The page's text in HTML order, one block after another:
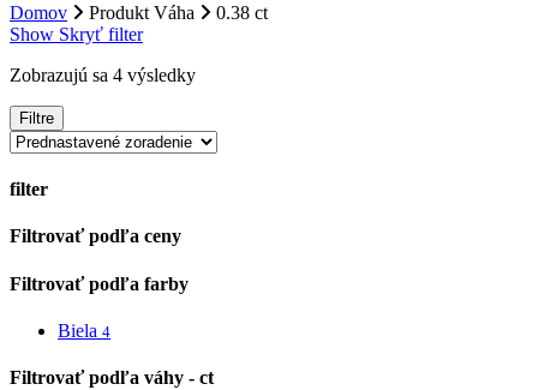
Domov Produkt Váha
0.38 ct
Show Skryť filter
Zobrazujú sa 4 výsledky
Filtre
filter
Close
Filtrovať podľa ceny
Filtrovať podľa farby
Biela 4
Filtrovať podľa váhy - ct